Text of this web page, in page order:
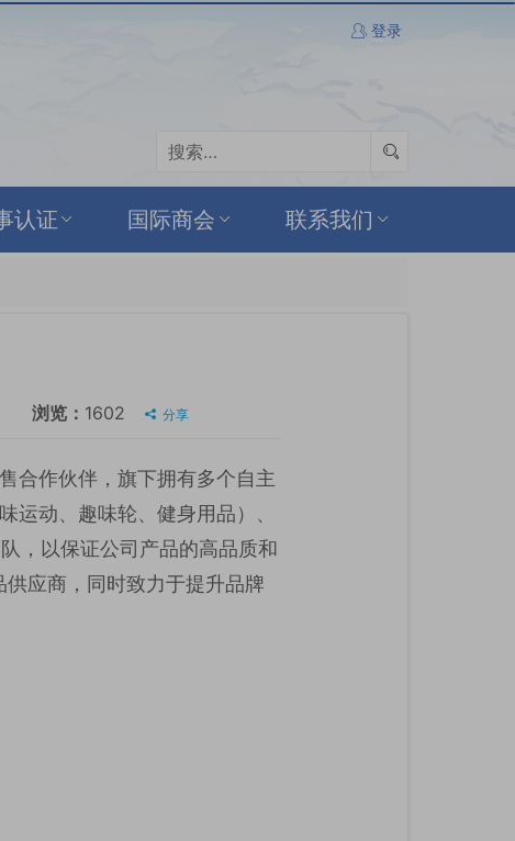
登录
认证 国际商会 联系我们
浏览： 1602 分享
合作伙伴，旗下拥有多个自主
动、趣味轮、健身用品）、
，以保证公司产品的高品质和
应商，同时致力于提升品牌